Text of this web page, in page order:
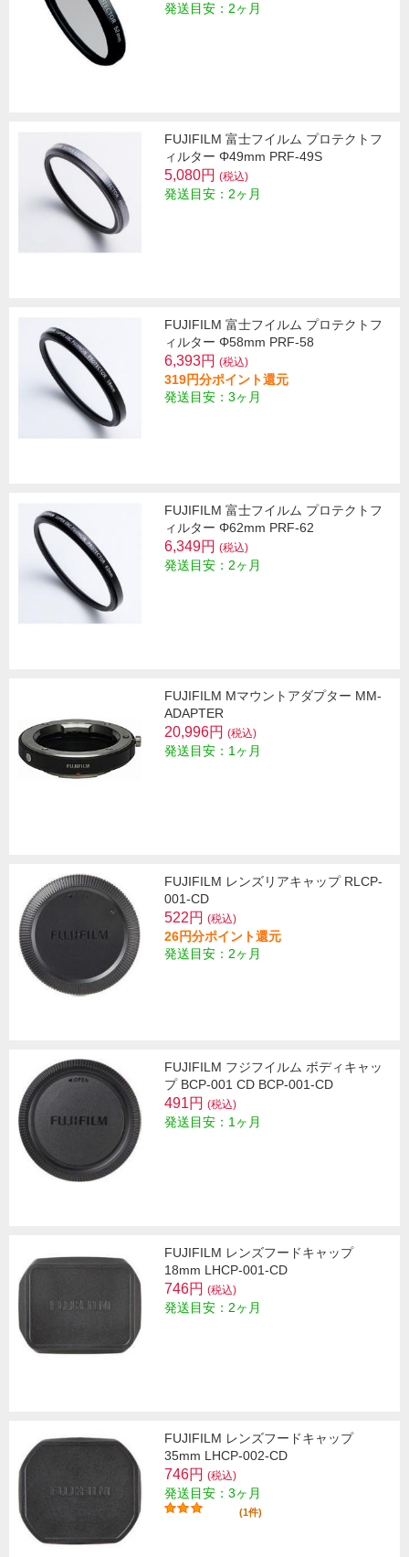
発送目安：2ヶ月
FUJIFILM 富士フイルム プロテクトフ
ィルター Φ49mm PRF-49S
5,080円 (税込)
発送目安：2ヶ月
FUJIFILM 富士フイルム プロテクトフ
ィルター Φ58mm PRF-58
6,393円 (税込)
319円分ポイント還元
発送目安：3ヶ月
FUJIFILM 富士フイルム プロテクトフ
ィルター Φ62mm PRF-62
6,349円 (税込)
発送目安：2ヶ月
FUJIFILM Mマウントアダプター MM-
ADAPTER
20,996円 (税込)
発送目安：1ヶ月
FUJIFILM レンズリアキャップ RLCP-
001-CD
522円 (税込)
26円分ポイント還元
発送目安：2ヶ月
FUJIFILM フジフイルム ボディキャッ
プ BCP-001 CD BCP-001-CD
491円 (税込)
発送目安：1ヶ月
FUJIFILM レンズフードキャップ
18mm LHCP-001-CD
746円 (税込)
発送目安：2ヶ月
FUJIFILM レンズフードキャップ
35mm LHCP-002-CD
746円 (税込)
発送目安：3ヶ月
(1件)